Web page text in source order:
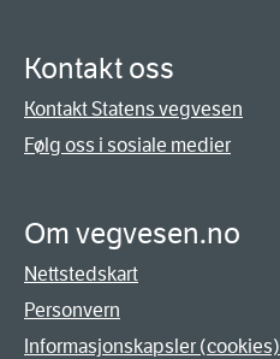
Kontakt oss
Kontakt Statens vegvesen
Følg oss i sosiale medier
Om vegvesen.no
Nettstedskart
Personvern
Informasjonskapsler (cookies)